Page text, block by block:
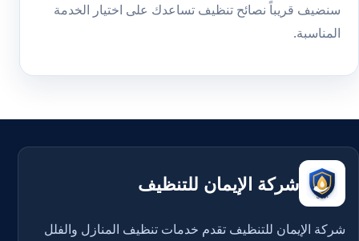
سنضيف قريباً نصائح تنظيف تساعدك على اختيار الخدمة
المناسبة.
شركة الإيمان للتنظيف
شركة الإيمان للتنظيف تقدم خدمات تنظيف المنازل والفلل